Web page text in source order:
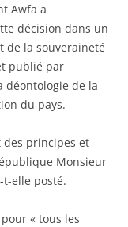
Awfa a
décision dans un
de la souveraineté
publié par
déontologie de la
du pays.
des principes et
Monsieur
t-elle posté.
« tous les